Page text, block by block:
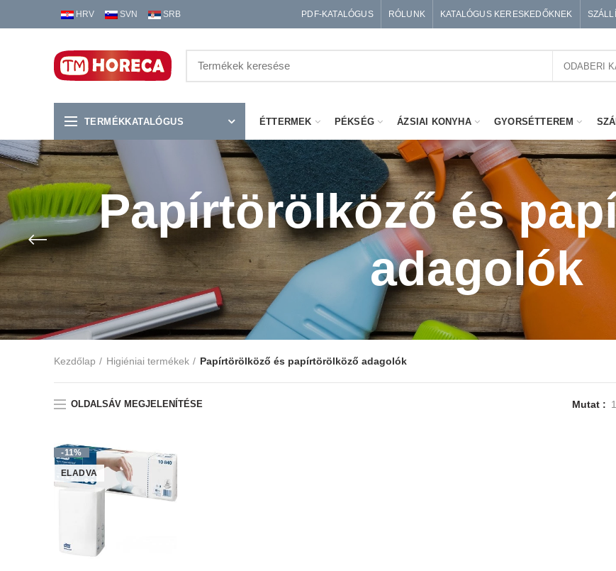
HRV SVN SRB PDF-KATALÓGUS RÓLUNK KATALÓGUS KERESKEDŐKNEK
ODABERI
TERMÉKKATALÓGUS ÉTTERMEK PÉKSÉG ÁZSIAI KONYHA GYORSÉTTEREM
Papírtörölköző és
adagolók
Kezdőlap Higiéniai termékek Papírtörölköző és papírtörölköző adagolók
OLDALSÁV MEGJELENÍTÉSE Mutat
-11%
ELADVA